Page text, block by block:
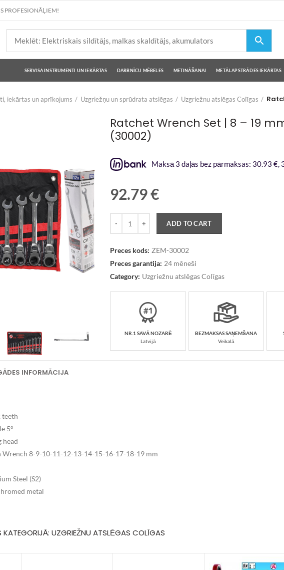
PROFESIONĀĻIEM!
SERVISA INSTRUMENTI UN IEKĀRTAS DARBNĪCU MĒBELES METINĀŠANAI METĀLAPSTRĀDES IEKĀRTAS
iekārtas un aprīkojums Uzgriežņu un sprūdrata atslēgas Uzgriežnu atslēgas Colīgas
Ratchet Wrench Set | 8 – 19
(30002)
Maksā 3 daļās bez pārmaksas: 30.93 €,
92.79€
ADD TO CART
Preces kods: ZEM-30002
Preces garantija: 24 mēneši
Category: Uzgriežnu atslēgas Colīgas
NR.1 SAVĀ NOZARĒ
Latvijā
BEZMAKSAS SAŅEMŠANA
Veikalā
INFORMĀCIJA
5°
head
Wrench 8-9-10-11-12-13-14-15-16-17-18-19 mm
Steel (S2)
metal
KATEGORIJĀ: UZGRIEŽNU ATSLĒGAS COLĪGAS